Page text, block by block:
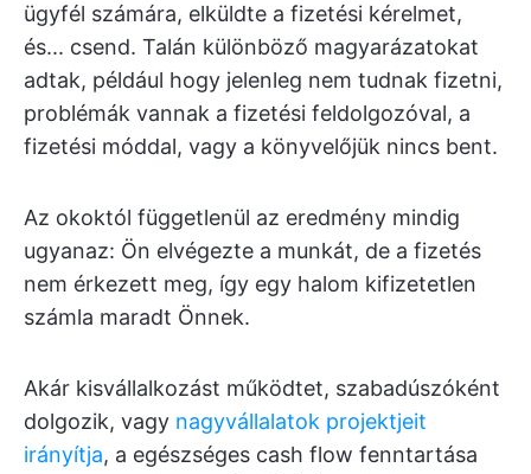
ügyfél számára, elküldte a fizetési kérelmet,
és... csend. Talán különböző magyarázatokat
adtak, például hogy jelenleg nem tudnak fizetni,
problémák vannak a fizetési feldolgozóval, a
fizetési móddal, vagy a könyvelőjük nincs bent.
Az okoktól függetlenül az eredmény mindig
ugyanaz: Ön elvégezte a munkát, de a fizetés
nem érkezett meg, így egy halom kifizetetlen
számla maradt Önnek.
Akár kisvállalkozást működtet, szabadúszóként
dolgozik, vagy nagyvállalatok projektjeit
irányítja, a egészséges cash flow fenntartása